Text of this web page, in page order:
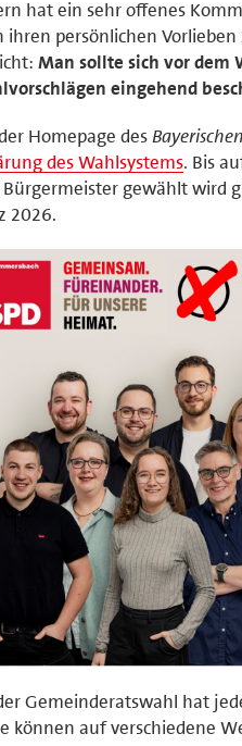
hat ein sehr offenes
ihren persönlichen
Man sollte sich vor dem
eingehend
Homepage des
des Wahlsystems. Bis
gewählt wird
2026.
Gemeinderatswahl hat
können auf verschiedene